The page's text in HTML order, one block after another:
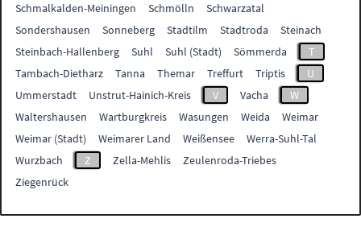
Schmalkalden-Meiningen
Schmölln
Schwarzatal
Sondershausen
Sonneberg Stadtilm Stadtroda
Steinach
Steinbach-Hallenberg
Suhl Suhl (Stadt) Sömmerda
T
Tambach-Dietharz
Tanna Themar Treffurt Triptis
U
Ummerstadt
Unstrut-Hainich-Kreis V Vacha
W
Waltershausen
Wartburgkreis Wasungen Weida
Weimar
Weimar (Stadt)
Weimarer Land Weißensee
Werra-Suhl-Tal
Wurzbach
Z Zella-Mehlis
Zeulenroda-Triebes
Ziegenrück